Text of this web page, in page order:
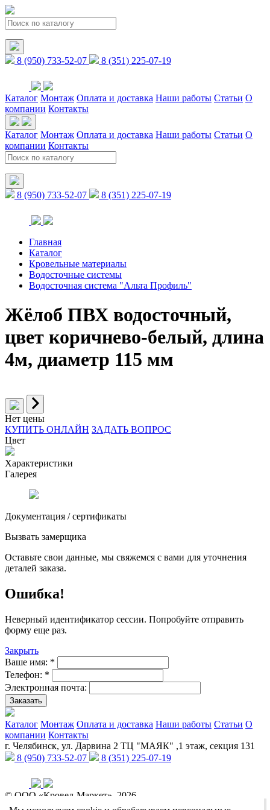
8 (950) 733-52-07 8 (351) 225-07-19
Каталог Монтаж Оплата и доставка Наши работы Статьи О
компании Контакты
Каталог Монтаж Оплата и доставка Наши работы Статьи О
компании Контакты
8 (950) 733-52-07 8 (351) 225-07-19
Главная
Каталог
Кровельные материалы
Водосточные системы
Водосточная система "Альта Профиль"
Жёлоб ПВХ водосточный,
цвет коричнево-белый, длина
4м, диаметр 115 мм
Нет цены
КУПИТЬ ОНЛАЙН ЗАДАТЬ ВОПРОС
Цвет
Характеристики
Галерея
Документация / сертификаты
Вызвать замерщика
Оставьте свои данные, мы свяжемся с вами для уточнения
деталей заказа.
Ошибка!
Неверный идентификатор сессии. Попробуйте отправить
форму еще раз.
Закрыть
Ваше имя: *
Телефон: *
Электронная почта:
Заказать
Каталог Монтаж Оплата и доставка Наши работы Статьи О
компании Контакты
г. Челябинск, ул. Дарвина 2 ТЦ "МАЯК" ,1 этаж, секция 131
8 (950) 733-52-07
8 (351) 225-07-19
© ООО «Кровел-Маркет», 2026
Политика обработки персональных данных